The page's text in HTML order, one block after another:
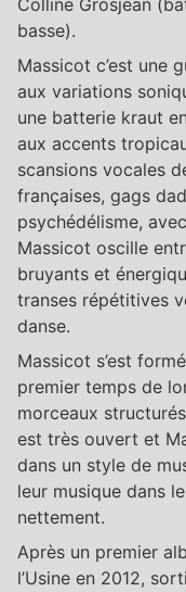
Colline Grosjean
basse).
Massicot c’est une
aux variations
une batterie kraut
aux accents
scansions vocales
françaises, gags
psychédélisme,
Massicot oscille
bruyants et
transes répétitives
danse.
Massicot s’est
premier temps de
morceaux
est très ouvert et
dans un style de
leur musique dans
nettement.
Après un premier
l’Usine en 2012,